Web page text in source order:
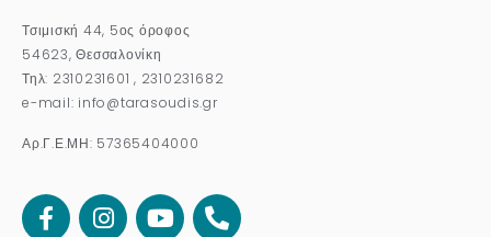
Τσιμισκή 44, 5ος όροφος
54623, Θεσσαλονίκη
Τηλ: 2310231601 , 2310231682
e-mail: info@tarasoudis.gr
Αρ.Γ.Ε.ΜΗ: 57365404000